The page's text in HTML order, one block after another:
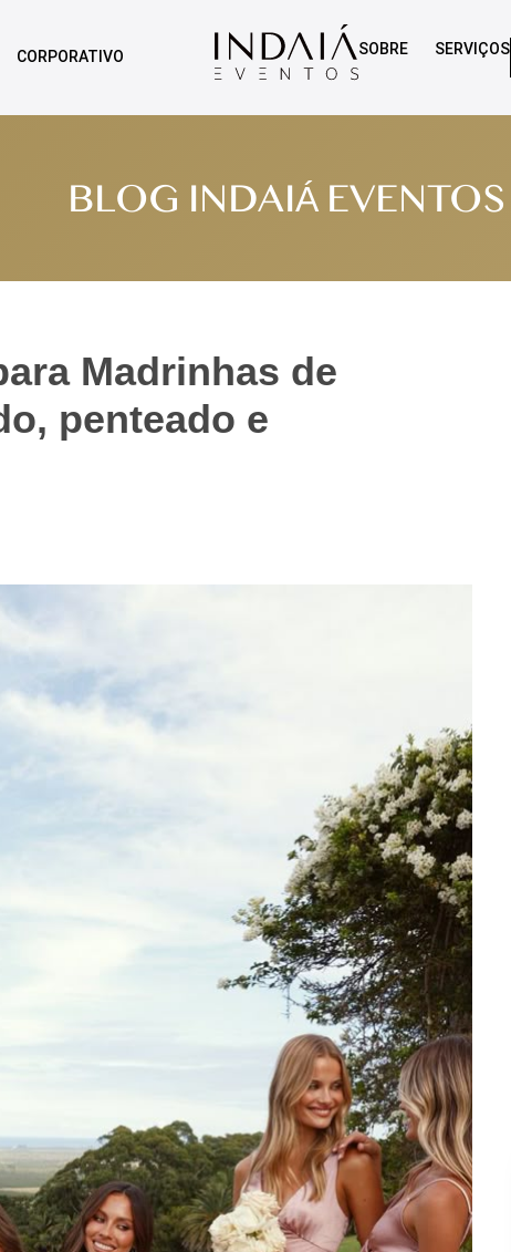
CORPORATIVO SOBRE SERVIÇOS
BLOG INDAIÁ EVENTOS
Madrinhas de
penteado e